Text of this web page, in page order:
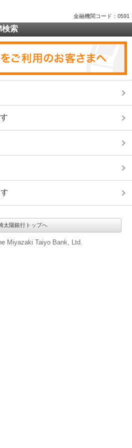
金融機関コード：0591
検索
太陽銀行トップへ
Miyazaki Taiyo Bank, Ltd.